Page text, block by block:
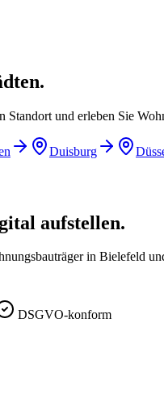
und erleben Sie
Duisburg
aufstellen.
in Bielefeld
DSGVO-konform